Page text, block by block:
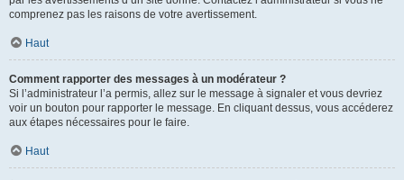
comprenez pas les raisons de votre avertissement.
Haut
Comment rapporter des messages à un modérateur ?
Si l’administrateur l’a permis, allez sur le message à signaler et vous devriez
voir un bouton pour rapporter le message. En cliquant dessus, vous accéderez
aux étapes nécessaires pour le faire.
Haut